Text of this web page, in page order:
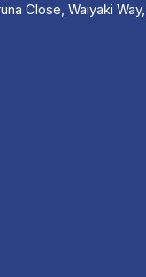
Close, Waiyaki Way,